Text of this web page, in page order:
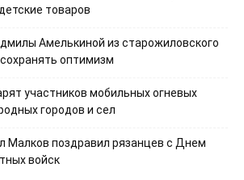
товаров
Амелькиной из старожиловского
оптимизм
участников мобильных огневых
городов и сел
Малков поздравил рязанцев с Днем
войск